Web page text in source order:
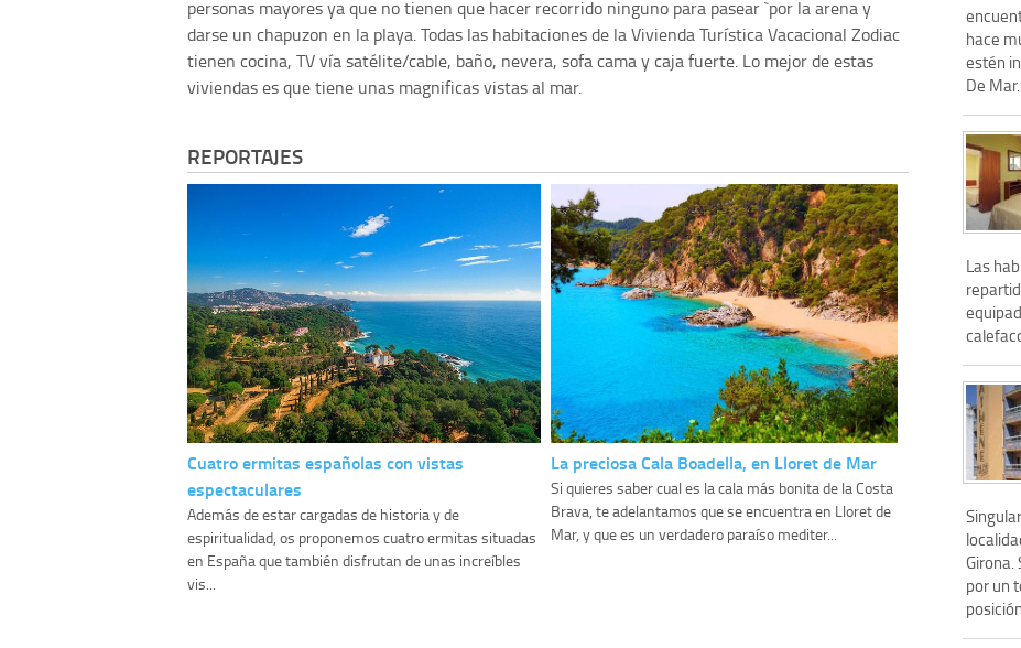
personas mayores ya que no tienen que hacer recorrido ninguno para pasear `por la arena y
darse un chapuzon en la playa. Todas las habitaciones de la Vivienda Turística Vacacional Zodiac
tienen cocina, TV vía satélite/cable, baño, nevera, sofa cama y caja fuerte. Lo mejor de estas
viviendas es que tiene unas magnificas vistas al mar.
REPORTAJES
Cuatro ermitas españolas con vistas
espectaculares
Además de estar cargadas de historia y de
espiritualidad, os proponemos cuatro ermitas situadas
en España que también disfrutan de unas increíbles
vis...
La preciosa Cala Boadella, en Lloret de Mar
Si quieres saber cual es la cala más bonita de la Costa
Brava, te adelantamos que se encuentra en Lloret de
Mar, y que es un verdadero paraíso mediter...
hace
estén
De Mar.
Las
por un
posición